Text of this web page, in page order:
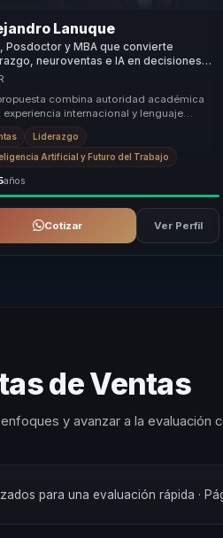
Lanuque
Posdoctor y MBA que convierte
neuroventas e IA en decisiones
influencia comercial y ejecución para
combina autoridad académica
experiencia internacional y lenguaje
para traducir neurociencia, power
...
Liderazgo
Artificial y Futuro del Trabajo
años
Cotizar Ver Perfil
de Ventas
y avanzar a la evaluación
para una evaluación rápida ·